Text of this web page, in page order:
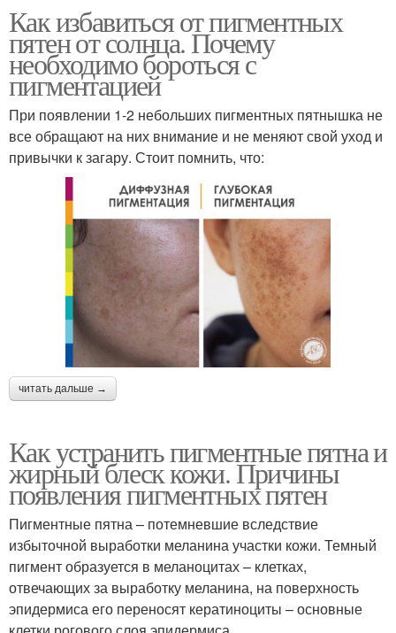
Как избавиться от пигментных
пятен от солнца. Почему
необходимо бороться с
пигментацией
При появлении 1-2 небольших пигментных пятнышка не
все обращают на них внимание и не меняют свой уход и
привычки к загару. Стоит помнить, что:
читать дальше →
Как устранить пигментные пятна и
жирный блеск кожи. Причины
появления пигментных пятен
Пигментные пятна – потемневшие вследствие
избыточной выработки меланина участки кожи. Темный
пигмент образуется в меланоцитах – клетках,
отвечающих за выработку меланина, на поверхность
эпидермиса его переносят кератиноциты – основные